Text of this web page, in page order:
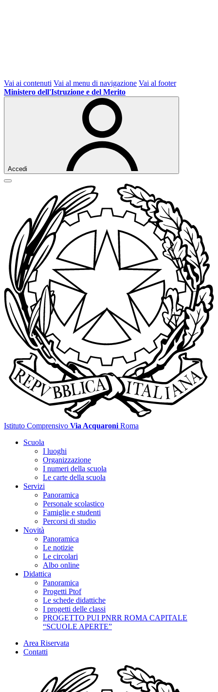
Vai ai contenuti Vai al menu di navigazione Vai al footer
Ministero dell'Istruzione e del Merito
Accedi
Istituto Comprensivo Via Acquaroni Roma
Scuola
I luoghi
Organizzazione
I numeri della scuola
Le carte della scuola
Servizi
Panoramica
Personale scolastico
Famiglie e studenti
Percorsi di studio
Novità
Panoramica
Le notizie
Le circolari
Albo online
Didattica
Panoramica
Progetti Ptof
Le schede didattiche
I progetti delle classi
PROGETTO PUI PNRR ROMA CAPITALE
“SCUOLE APERTE”
Area Riservata
Contatti